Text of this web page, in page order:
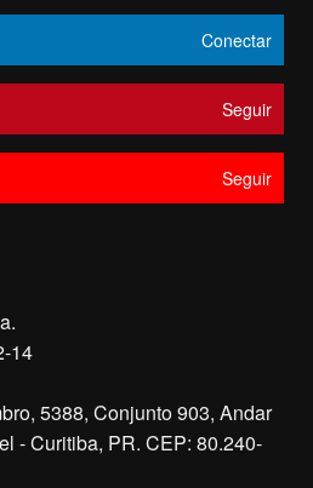
Conectar
Seguir
Seguir
14
5388, Conjunto 903, Andar
- Curitiba, PR. CEP: 80.240-